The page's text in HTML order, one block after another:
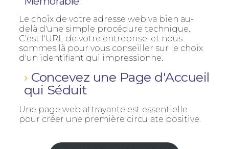
Le choix de votre adresse web va bien au-
delà d'une simple procédure technique.
C'est l'URL de votre entreprise, et nous
sommes là pour vous conseiller sur le choix
d'un identifiant qui impressionne.
Concevez une Page d'Accueil
qui Séduit
Une page web attrayante est essentielle
pour créer une première circulate positive.